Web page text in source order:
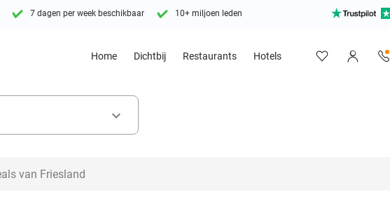
7 dagen per week beschikbaar 10+ miljoen leden
Home Dichtbij Restaurants Hotels
keyboard_arrow_down